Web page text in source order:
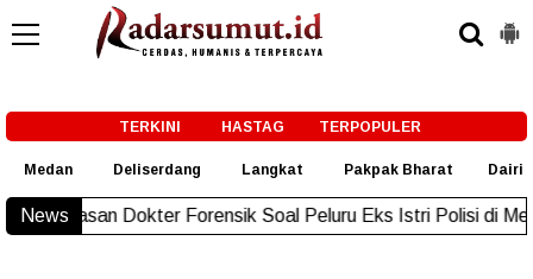
TERKINI HASTAG TERPOPULER
Medan Deliserdang Langkat Pakpak Bharat Dairi
News
Dokter Forensik Soal Peluru Eks Istri Polisi di Medan New!